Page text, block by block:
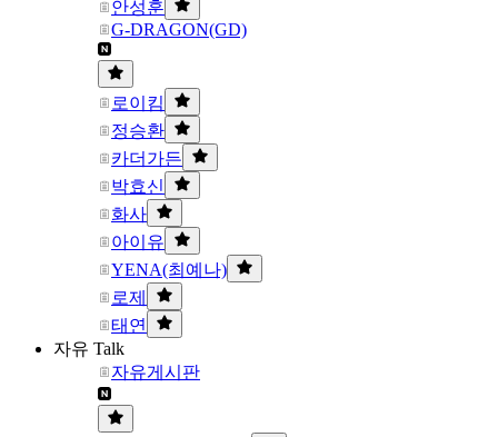
안성훈
G-DRAGON(GD)
로이킴
정승환
카더가든
박효신
화사
아이유
YENA(최예나)
로제
태연
자유 Talk
자유게시판